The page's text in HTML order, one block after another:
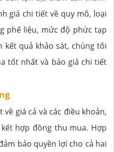
giá chi tiết về quy mô, loại
phế liệu, mức độ phức tạp
kết quả khảo sát, chúng tôi
tốt nhất và báo giá chi tiết
giá cả và các điều khoản,
hợp đồng thu mua. Hợp
bảo quyền lợi cho cả hai